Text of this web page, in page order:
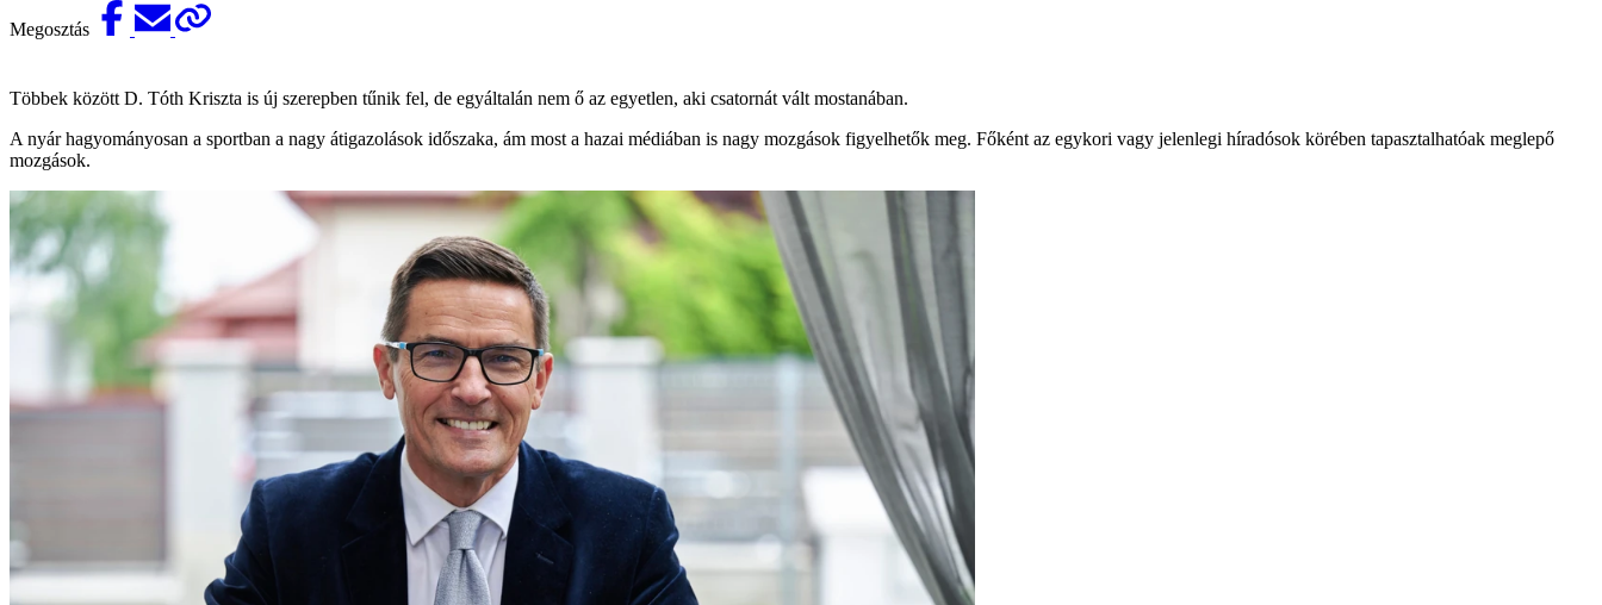
Megosztás
Többek között D. Tóth Kriszta is új szerepben tűnik fel, de egyáltalán nem ő az egyetlen, aki csatornát vált mostanában.
A nyár hagyományosan a sportban a nagy átigazolások időszaka, ám most a hazai médiában is nagy mozgások figyelhetők meg. Főként az egykori vagy jelenlegi híradósok körében tapasztalhatóak meglepő
mozgások.